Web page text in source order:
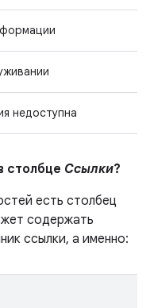
недоступна
столбце Ссылки?
есть столбец
содержать
ссылки, а именно: